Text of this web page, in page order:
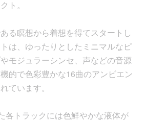
ト。
る瞑想から着想を得てスタートし
は、ゆったりとしたミニマルなピ
モジュラーシンセ、声などの音源
的で色彩豊かな16曲のアンビエン
ています。
各トラックには色鮮やかな液体が